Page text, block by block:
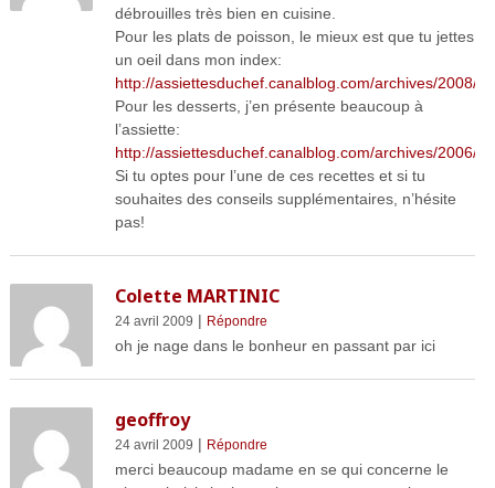
débrouilles très bien en cuisine.
Pour les plats de poisson, le mieux est que tu jettes
un oeil dans mon index:
http://assiettesduchef.canalblog.com/archives/2008/
Pour les desserts, j’en présente beaucoup à
l’assiette:
http://assiettesduchef.canalblog.com/archives/2006/
Si tu optes pour l’une de ces recettes et si tu
souhaites des conseils supplémentaires, n’hésite
pas!
Colette MARTINIC
24 avril 2009 | Répondre
oh je nage dans le bonheur en passant par ici
geoffroy
24 avril 2009 | Répondre
merci beaucoup madame en se qui concerne le